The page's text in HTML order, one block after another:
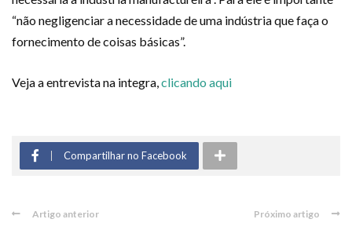
“não negligenciar a necessidade de uma indústria que faça o
fornecimento de coisas básicas”.
Veja a entrevista na integra, clicando aqui
Compartilhar no Facebook
Artigo anterior Próximo artigo